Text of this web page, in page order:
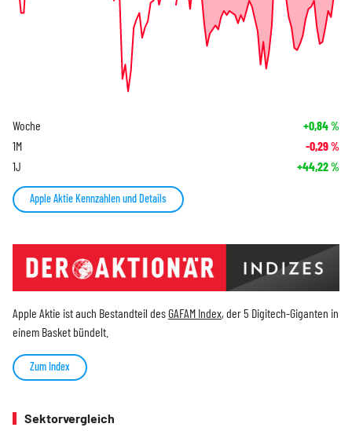
Woche +0,84%
1M -0,29%
1J +44,22%
Apple Aktie Kennzahlen und Details
Apple Aktie ist auch Bestandteil desGAFAM Index, der 5 Digitech-Giganten in
einem Basket bündelt.
Zum Index
Sektorvergleich